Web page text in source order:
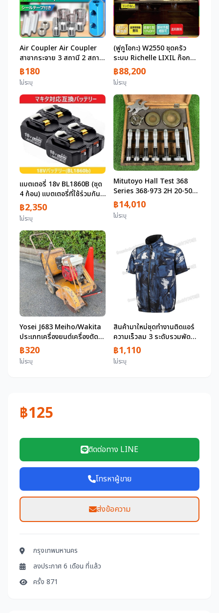
Air Coupler Air Coupler
สาขากระจาย 3 สถานี 2 สถานี
3 พอร์ต 2 พอร์ต 3 PRONG
Multi 1/4 SM PM 20 พร้อม
เทปปิดผนึก Air hose
คอมเพรสเซอร์การเชื่อมต่อ
ขยาย
฿180
ไม่ระบุ
(ฟูกูโอกะ) W2550 ชุดครัว
ระบบ Richelle LIXIL ก๊อกน้ำ
เครื่องดูดควันกับดักท่อระบาย
น้ำไม่มีเตารุ่น R ติดตั้งจอแสดง
ผล AB16_Kh
฿88,200
ไม่ระบุ
แบตเตอรี่ 18v BL1860B (ชุด
4 ก้อน) แบตเตอรี่ที่ใช้ร่วมกัน
ได้ของแท้ Makita แบตเตอรี่
นำเข้าที่ใช้ร่วมกันได้สินค้าไม่ใช่
ของแท้ได้รับการรับรอง PSE
สินค้าไม่ใช่ของแท้
฿2,350
ไม่ระบุ
Mitutoyo Hall Test 368
Series 368-973 2H 20-50
มม.ไมโครมิเตอร์ภายในสามจุด
ช่วงการวัด 20-50
มม.ขยาย/spanner
฿14,010
ไม่ระบุ
Yosei J683 Meiho/Wakita
ประเภทเครื่องยนต์เครื่องตัด
คอนกรีตรุ่น MC-2A แบบ
เปียก (มีสเปรย์น้ำ) เครื่องยนต์
เบนซิน GX160
฿320
ไม่ระบุ
สินค้ามาใหม่ชุดทำงานติดแอร์
ความเร็วลม 3 ระดับรวมพัดลม
แอร์ชุดทำงานชุดเป่าลมรวม
แบตเตอรี่รู้สึกเย็นสบาย USB
20000mAh ครบชุดพร้อม
฿1,110
ไม่ระบุ
฿125
ติดต่อทาง LINE
โทรหาผู้ขาย
ส่งข้อความ
กรุงเทพมหานคร
ลงประกาศ 6 เดือน ที่แล้ว
ครั้ง 871